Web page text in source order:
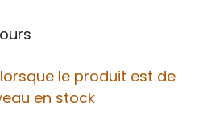
le produit est de
en stock